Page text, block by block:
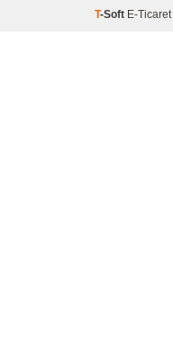
T-Soft E-Ticaret